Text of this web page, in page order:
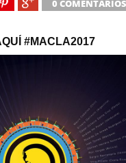
0 COMENTARIOS
#MACLA2017